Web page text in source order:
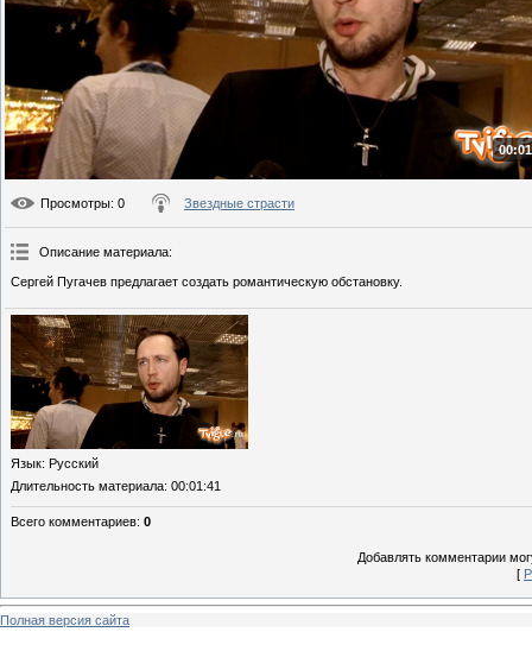
Просмотры: 0 Звездные страсти
Описание материала:
Сергей Пугачев предлагает создать романтическую обстановку.
Язык: Русский
Длительность материала: 00:01:41
Всего комментариев: 0
Добавлять комментарии
[
Полная версия сайта